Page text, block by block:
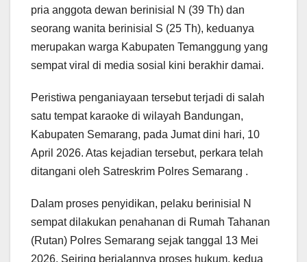
pria anggota dewan berinisial N (39 Th) dan
seorang wanita berinisial S (25 Th), keduanya
merupakan warga Kabupaten Temanggung yang
sempat viral di media sosial kini berakhir damai.
Peristiwa penganiayaan tersebut terjadi di salah
satu tempat karaoke di wilayah Bandungan,
Kabupaten Semarang, pada Jumat dini hari, 10
April 2026. Atas kejadian tersebut, perkara telah
ditangani oleh Satreskrim Polres Semarang .
Dalam proses penyidikan, pelaku berinisial N
sempat dilakukan penahanan di Rumah Tahanan
(Rutan) Polres Semarang sejak tanggal 13 Mei
2026. Seiring berjalannya proses hukum, kedua